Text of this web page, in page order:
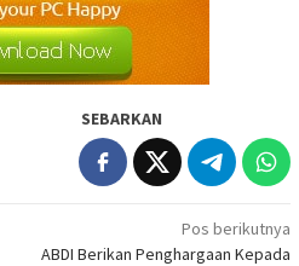
SEBARKAN
Pos berikutnya
ABDI Berikan Penghargaan Kepada